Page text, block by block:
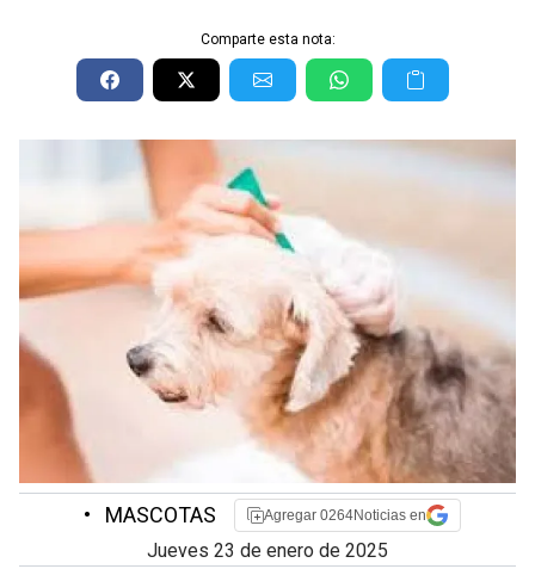
Comparte esta nota:
• MASCOTAS Agregar 0264Noticias en
jueves 23 de enero de 2025